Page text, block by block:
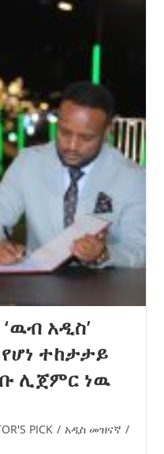
አዲስ’
ተከታታይ
ሊጀምር ነዉ
PICK / አዲስ መዝናኛ /